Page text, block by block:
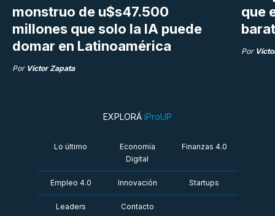
monstruo de u$s47.500
millones que solo la IA puede
domar en Latinoamérica
Por Víctor Zapata
que
Por
EXPLORÁ iProUP
Lo último
Economía
Digital
Finanzas 4.0
Empleo 4.0 Innovación Startups
Leaders Contacto